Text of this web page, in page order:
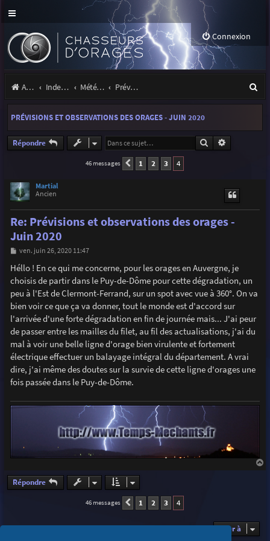
Connexion
Accueil Index du forum Météo et climatologie des orages Prévisions et suivis des orages
e
h
PRÉVISIONS ET OBSERVATIONS DES ORAGES - JUIN 2020
Répondre Rechercher
46 messages Précédente
1 2 3 4
Martial
Ancien
Re: Prévisions et observations des orages -
Juin 2020
M
s
s
a
e
ven. juin 26, 2020 11:47
Héllo ! En ce qui me concerne, pour les orages en Auvergne, je
choisis de partir dans le Puy-de-Dôme pour cette dégradation, un
peu à l'Est de Clermont-Ferrand, sur un spot avec vue à 360°. On va
bien voir ce que ça va donner, tout le monde est d'accord sur
l'arrivée d'une forte dégradation en fin de journée mais... J'ai peur
de passer entre les mailles du filet, au fil des actualisations, j'ai du
mal à voir une belle ligne d'orage bien virulente et fortement
électrique effectuer un balayage intégral du département. A vrai
dire, j'ai même des doutes sur la survie de cette ligne d'orages une
fois passée dans le Puy-de-Dôme.
Répondre
46 messages Précédente
1 2 3 4
Aller à